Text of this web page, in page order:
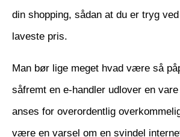
din shopping, sådan at du er tryg
laveste pris.
Man bør lige meget hvad være så
såfremt en e-handler udlover en
anses for overordentlig
være en varsel om en svindel